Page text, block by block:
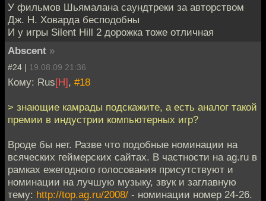
У фильмов Шьямалана саундтреки за авторством
Дж. Н. Ховарда бесподобны
И у игры Silent Hill 2 дорожка тоже отличная
Abscent »
#24 | 19.08.09 21:36
Кому: Rus[H], #18
> знающие камрады подскажите, а есть аналог такой
премии в индустрии компьютерных игр?
Вроде бы нет. Разве что подобные номинации на
всяческих геймерских сайтах. В частности на ag.ru в
рамках ежегодного голосования присутствуют и
номинации на лучшую музыку, звук и заглавную
тему: http://top.ag.ru/2008/ - номинации номер 24-26.